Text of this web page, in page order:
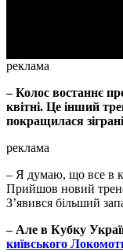
реклама
– Колос востаннє
квітні. Це інший
покращилася
реклама
– Я думаю, що все в
Прийшов новий
З’явився більший
– Але в Кубку
київського